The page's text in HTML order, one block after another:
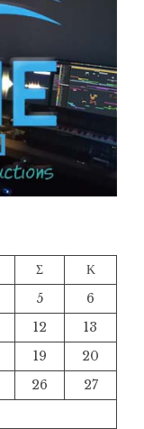
Σ
Κ
5
6
12
13
19
20
26
27